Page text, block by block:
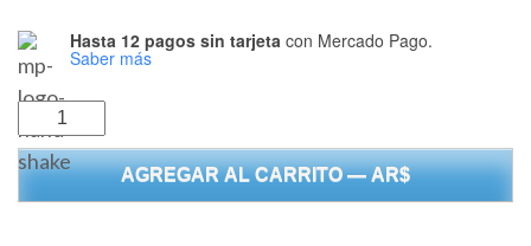
Hasta 12 pagos sin tarjeta con Mercado Pago.
Saber más
Primer
grado.
Plan
esencial
AGREGAR AL CARRITO — AR$